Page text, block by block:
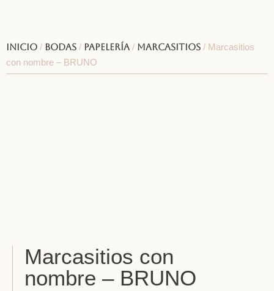
Inicio / Bodas / Papelería / Marcasitios / Marcasitios
con nombre – BRUNO
Marcasitios con
nombre – BRUNO